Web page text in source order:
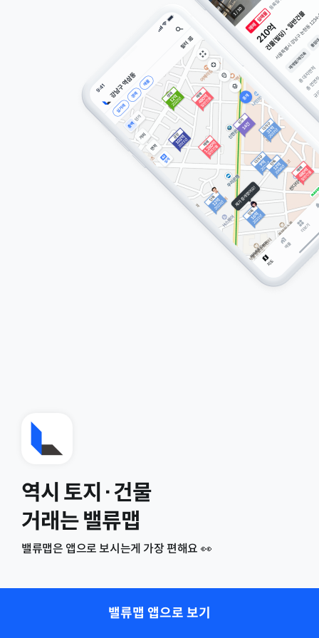
역시 토지·건물
거래는 밸류맵
밸류맵은 앱으로 보시는게 가장 편해요 👀
밸류맵 앱으로 보기